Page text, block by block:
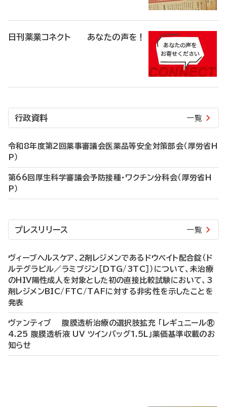
日刊薬業コネクト あなたの声を！
行政資料 一覧
令和8年度第2回薬事審議会医薬品等安全対策部会（厚労省H
P）
第66回厚生科学審議会予防接種・ワクチン分科会（厚労省H
P）
プレスリリース 一覧
ヴィーブヘルスケア、2剤レジメンであるドウベイト配合錠（ド
ルテグラビル／ラミブジン［DTG/3TC］）について、未治療
のHIV陽性成人を対象とした初の直接比較試験において、3
剤レジメンBIC/FTC/TAFに対する非劣性を示したことを
発表
ヴァンティブ 腹膜透析治療の選択肢拡充 「レギュニール®
4.25 腹膜透析液 UV ツインバッグ1.5L」薬価基準収載のお
知らせ